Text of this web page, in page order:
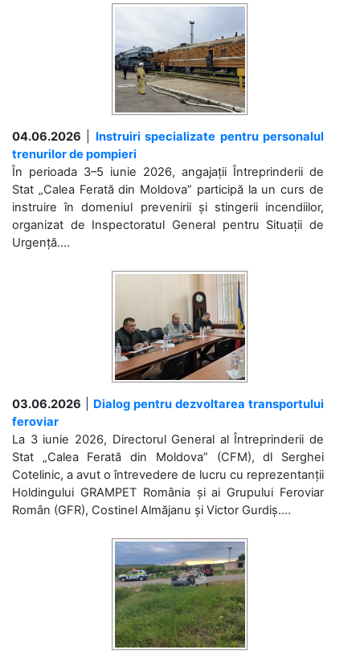
04.06.2026
Instruiri specializate pentru personalul
trenurilor de pompieri
În perioada 3–5 iunie 2026, angajații Întreprinderii de
Stat „Calea Ferată din Moldova” participă la un curs de
instruire în domeniul prevenirii și stingerii incendiilor,
organizat de Inspectoratul General pentru Situații de
Urgență....
03.06.2026
Dialog pentru dezvoltarea transportului
feroviar
La 3 iunie 2026, Directorul General al Întreprinderii de
Stat „Calea Ferată din Moldova” (CFM), dl Serghei
Cotelinic, a avut o întrevedere de lucru cu reprezentanții
Holdingului GRAMPET România și ai Grupului Feroviar
Român (GFR), Costinel Almăjanu și Victor Gurdiș....